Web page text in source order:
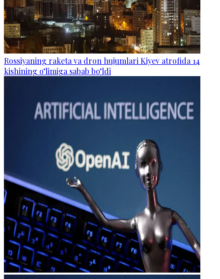
Rossiyaning raketa va dron hujumlari Kiyev atrofida 14
kishining o‘limiga sabab bo‘ldi